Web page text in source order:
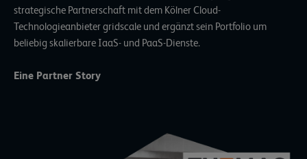
strategische Partnerschaft mit dem Kölner Cloud-
Technologieanbieter gridscale und ergänzt sein Portfolio um
beliebig skalierbare IaaS- und PaaS-Dienste.
Eine Partner Story